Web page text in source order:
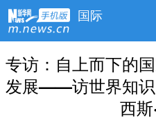
国际
专访：自上而下的
发展——访世界知识
西斯